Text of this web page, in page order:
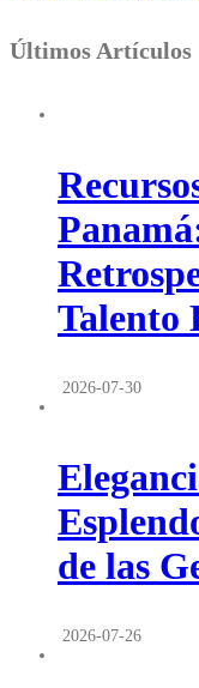
Últimos Artículos
Talento
2026-07-30
de las
2026-07-26